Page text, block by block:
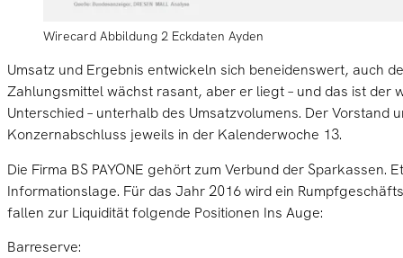
Wirecard Abbildung 2 Eckdaten Ayden
Umsatz und Ergebnis entwickeln sich beneidenswert, auch
Zahlungsmittel wächst rasant, aber er liegt – und das ist der
Unterschied – unterhalb des Umsatzvolumens. Der Vorstand
Konzernabschluss jeweils in der Kalenderwoche 13.
Die Firma BS PAYONE gehört zum Verbund der Sparkassen.
Informationslage. Für das Jahr 2016 wird ein
fallen zur Liquidität folgende Positionen Ins Auge:
Barreserve: